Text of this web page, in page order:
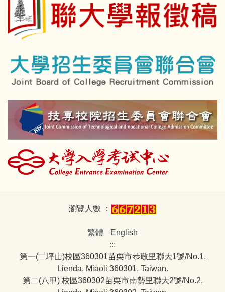
瀏覽人數 ：
繁體
English
:::
第一(二坪山)校區360301苗栗市恭敬里聯大1號/No.1,
Lienda, Miaoli 360301, Taiwan.
第二(八甲) 校區360302苗栗市南勢里聯大2號/No.2,